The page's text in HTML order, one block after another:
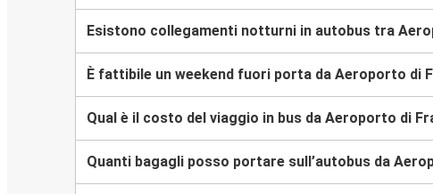
Esistono collegamenti notturni in autobus tra
È fattibile un weekend fuori porta da Aeroporto di
Qual è il costo del viaggio in bus da Aeroporto di
Quanti bagagli posso portare sull’autobus da